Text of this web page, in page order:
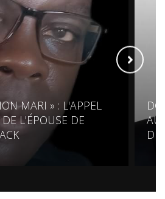
MARI » : L'APPEL
L'ÉPOUSE DE